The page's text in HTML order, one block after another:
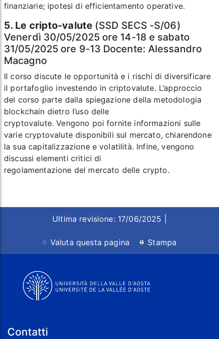
finanziarie; ipotesi di efficientamento operative.
5. Le cripto-valute(SSD SECS -S/06)
Venerdì 30/05/2025 ore 14-18 e sabato
31/05/2025 ore 9-13 Docente: Alessandro
Macagno
Il corso discute le opportunità e i rischi di diversificare
il portafoglio investendo in criptovalute. L’approccio
del corso parte dalla spiegazione della metodologia
blockchain dietro l’uso delle
cryptovalute. Vengono poi fornite informazioni sulle
varie cryptovalute disponibili sul mercato, chiarendone
la sua capitalizzazione e volatilità. Infine, vengono
discussi elementi critici di
regolamentazione del mercato delle crypto.
Ultima revisione: 17/06/2025 |
Valuta questa pagina Stampa
Contatti